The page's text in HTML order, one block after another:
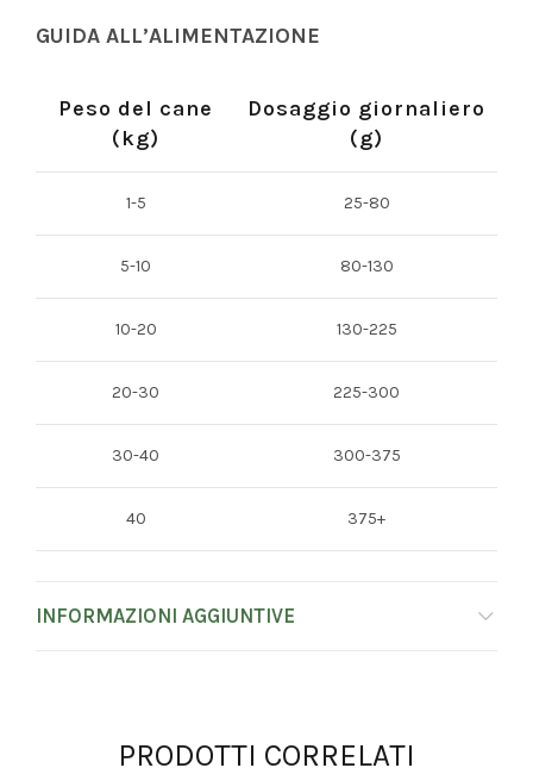
GUIDA ALL’ALIMENTAZIONE
Peso del cane
(kg)
Dosaggio giornaliero
(g)
1-5 25-80
5-10 80-130
10-20 130-225
20-30 225-300
30-40 300-375
40 375+
INFORMAZIONI AGGIUNTIVE
PRODOTTI CORRELATI